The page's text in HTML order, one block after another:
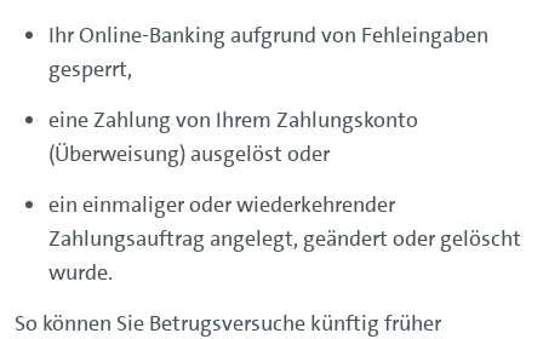
IhrOnline-Banking aufgrund von Fehleingaben
gesperrt,
eine Zahlung von Ihrem Zahlungskonto
(Überweisung) ausgelöst oder
ein einmaliger oder wiederkehrender
Zahlungsauftrag angelegt, geändert oder gelöscht
wurde.
So können Sie Betrugsversuche künftig früher